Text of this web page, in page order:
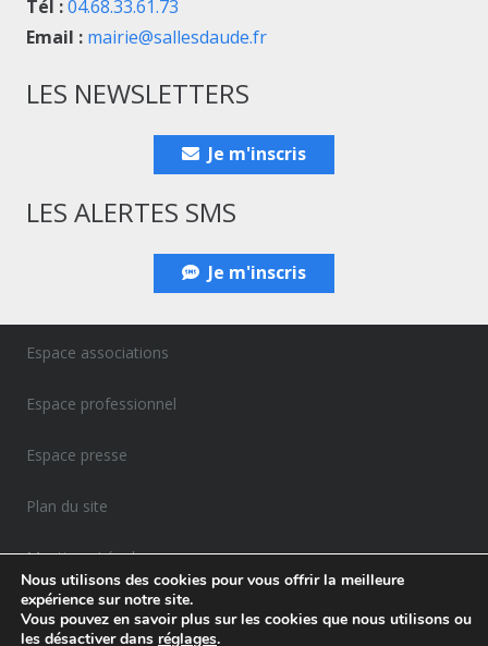
Tél :04.68.33.61.73
Email : mairie@sallesdaude.fr
LES NEWSLETTERS
Je m'inscris
LES ALERTES SMS
Je m'inscris
Espace associations
Espace professionnel
Espace presse
Plan du site
Mentions Légales
Politique de confidentialité
Nous utilisons des cookies pour vous offrir la meilleure
expérience sur notre site.
Vous pouvez en savoir plus sur les cookies que nous utilisons ou
les désactiver dans réglages.